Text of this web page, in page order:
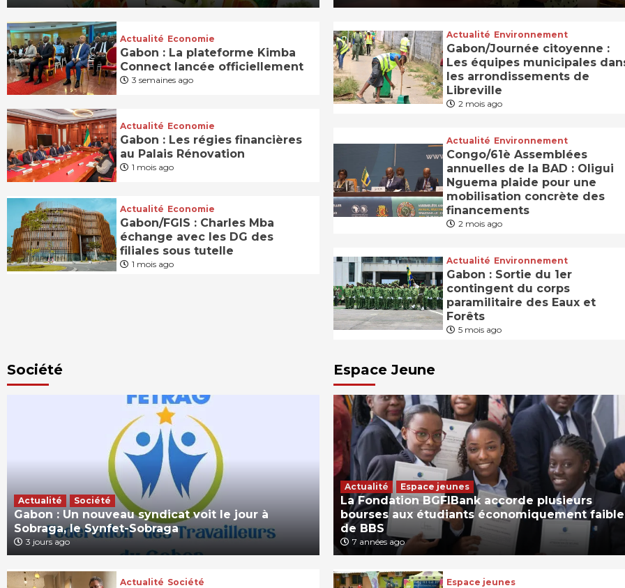
Actualité Economie
Gabon : La plateforme Kimba
Connect lancée officiellement
3 semaines ago
Actualité Economie
Gabon : Les régies financières
au Palais Rénovation
1 mois ago
Actualité Economie
Gabon/FGIS : Charles Mba
échange avec les DG des
filiales sous tutelle
1 mois ago
Actualité Environnement
Gabon/Journée citoyenne :
Les équipes municipales
les arrondissements de
Libreville
2 mois ago
Actualité Environnement
Congo/61è Assemblées
annuelles de la BAD : Oligui
Nguema plaide pour une
mobilisation concrète des
financements
2 mois ago
Actualité Environnement
Gabon : Sortie du 1er
contingent du corps
paramilitaire des Eaux et
Forêts
5 mois ago
Société
Actualité Société
Gabon : Un nouveau syndicat voit le jour à
Sobraga, le Synfet-Sobraga
3 jours ago
Actualité Société
Espace Jeune
Actualité Espace jeunes
La Fondation BGFIBank accorde plusieurs
bourses aux étudiants économiquement
de BBS
7 années ago
Espace jeunes